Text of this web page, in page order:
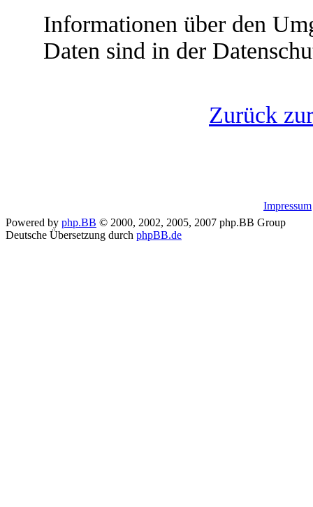
Informationen über den
Daten sind in der
Zurück
Impressum
Powered by php.BB © 2000, 2002, 2005, 2007 php.BB Group
Deutsche Übersetzung durch phpBB.de